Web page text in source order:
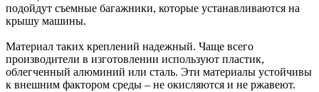
подойдут съемные багажники, которые устанавливаются на
крышу машины.
Материал таких креплений надежный. Чаще всего
производители в изготовлении используют пластик,
облегченный алюминий или сталь. Эти материалы устойчивы
к внешним фактором среды – не окисляются и не ржавеют.